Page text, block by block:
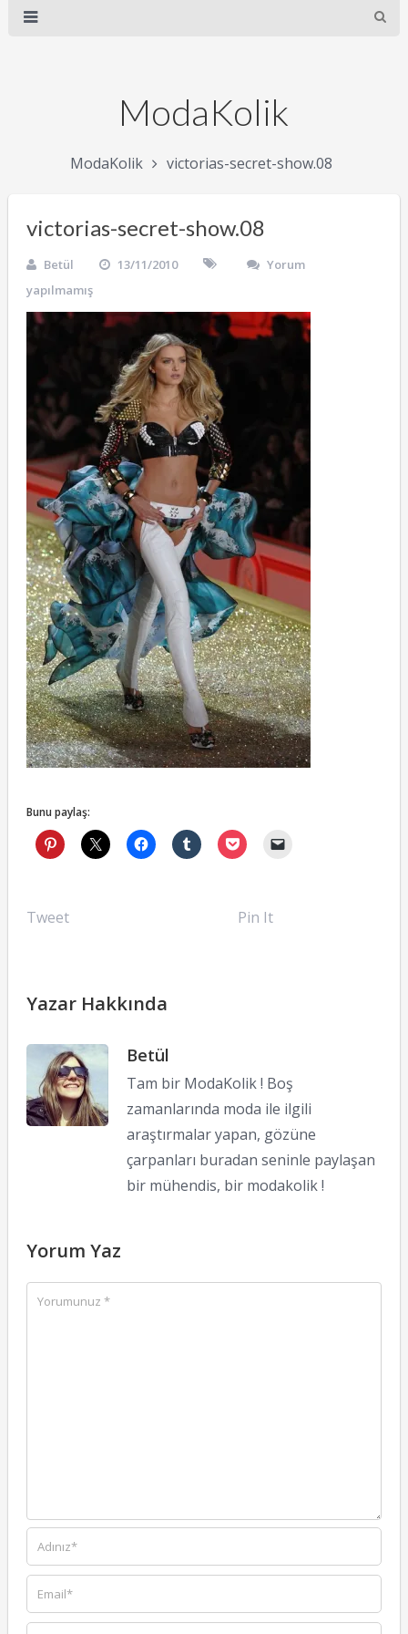
ModaKolik
ModaKolik victorias-secret-show.08
victorias-secret-show.08
Betül 13/11/2010
Yorum
yapılmamış
Bunu paylaş:
Tweet Pin It
Yazar Hakkında
Betül
Tam bir ModaKolik ! Boş
zamanlarında moda ile ilgili
araştırmalar yapan, gözüne
çarpanları buradan seninle paylaşan
bir mühendis, bir modakolik !
Yorum Yaz